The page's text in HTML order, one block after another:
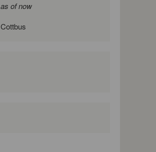
as of now
Cottbus